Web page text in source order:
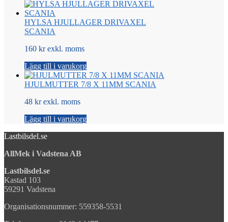
HYLSA HJULLAGER DRIVAXEL
SCANIA
160 kr exkl. moms
Lägg till i varukorg
HJULMUTTER 7/8 X 11MM SCANIA
48 kr exkl. moms
Lägg till i varukorg
Lastbilsdel.se
AllMek i Vadstena AB
Lastbilsdel.se
Kastad 103
59291 Vadstena
Organisationsnummer: 559358-5531